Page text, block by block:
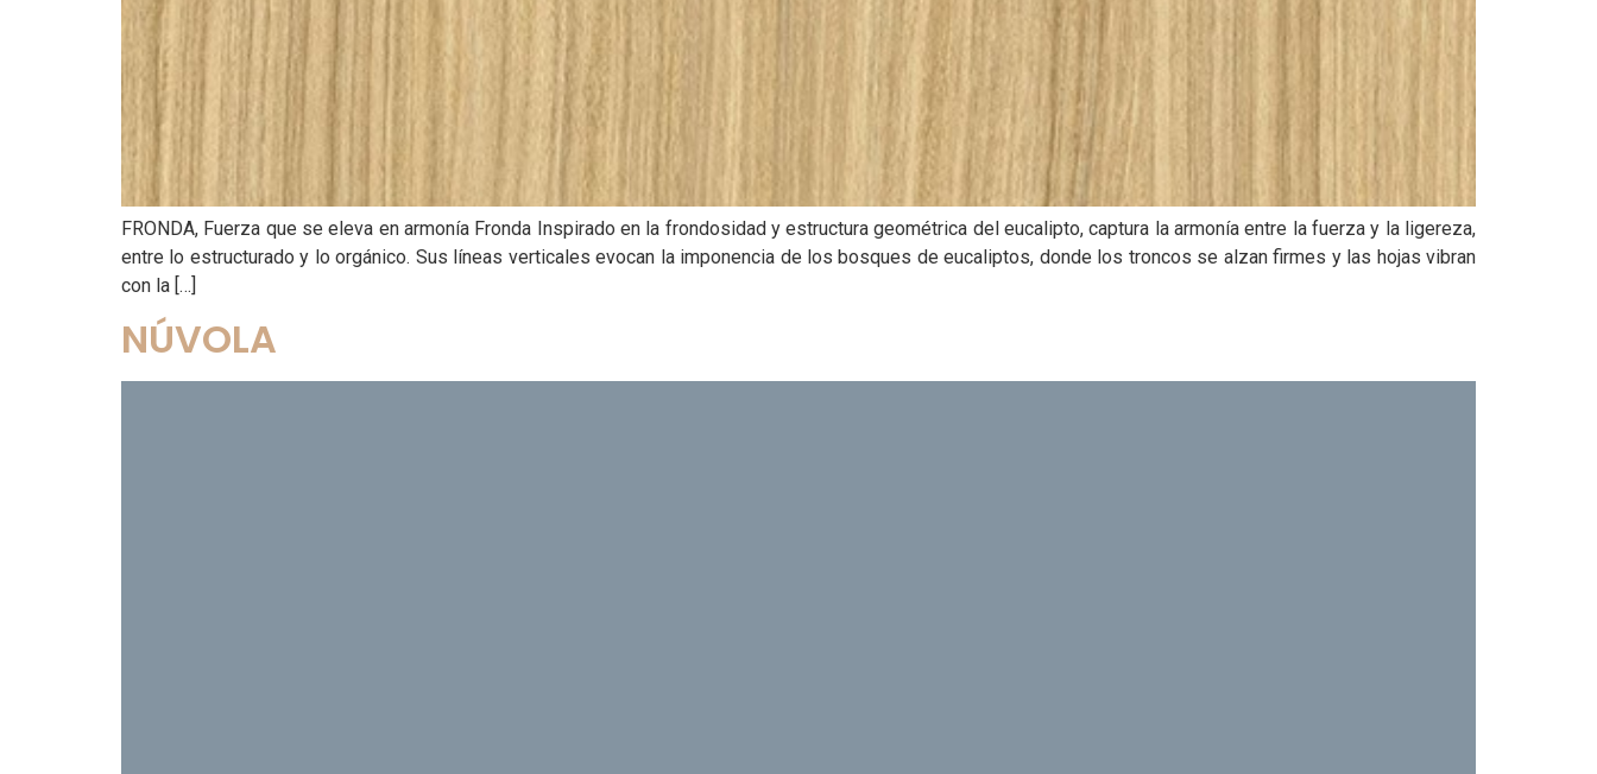
FRONDA, Fuerza que se eleva en armonía Fronda Inspirado en la frondosidad y estructura geométrica del eucalipto, captura la armonía entre la fuerza y la ligereza,
entre lo estructurado y lo orgánico.​​ Sus líneas verticales evocan la imponencia de los bosques de eucaliptos, donde los troncos se alzan firmes y las hojas vibran
con la […]
NÚVOLA